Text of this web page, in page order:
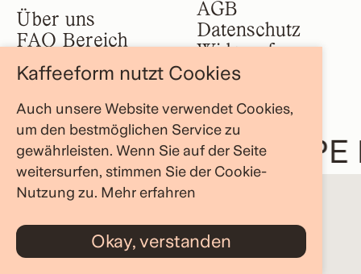
Über uns
FAQ Bereich
Store Locator
Blog
AGB
Datenschutz
Widerruf
AND RESHAPE
Kaffeeform nutzt Cookies
Auch unsere Website verwendet Cookies,
um den bestmöglichen Service zu
gewährleisten. Wenn Sie auf der Seite
weitersurfen, stimmen Sie der Cookie-
Nutzung zu. Mehr erfahren
Okay, verstanden